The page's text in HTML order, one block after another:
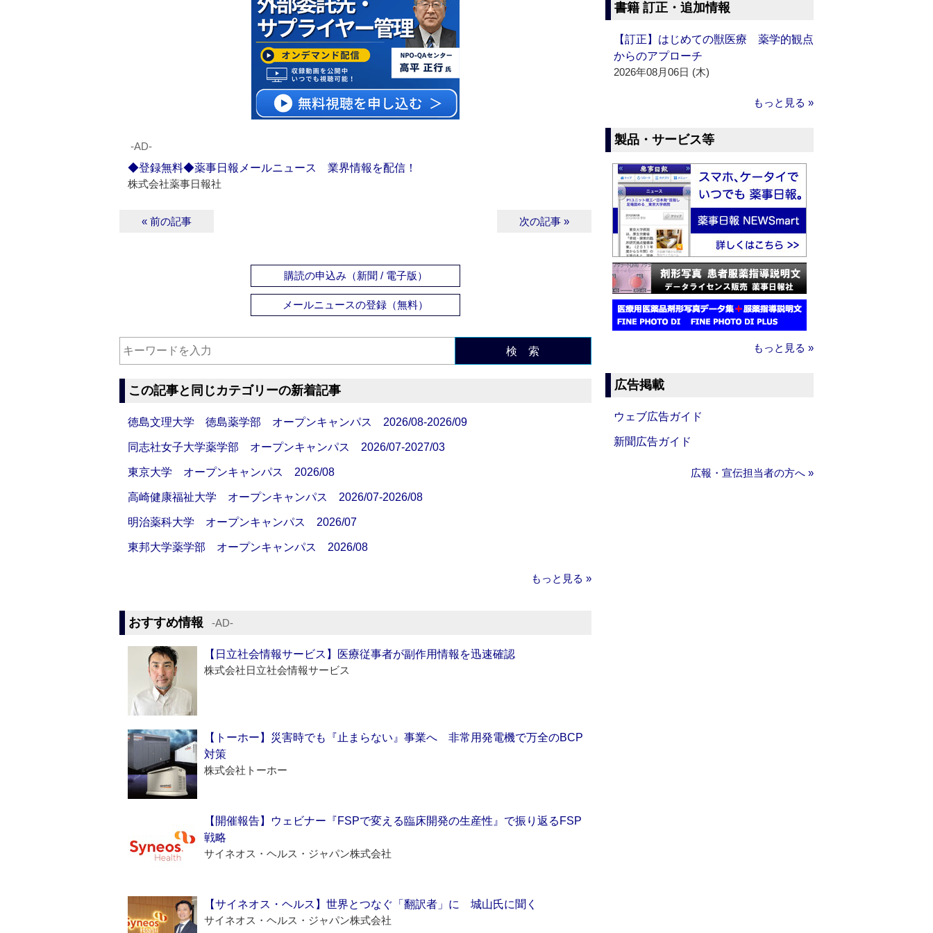
‐AD‐
◆登録無料◆薬事日報メールニュース 業界情報を配信！
株式会社薬事日報社
« 前の記事 次の記事 »
購読の申込み（新聞 / 電子版）
メールニュースの登録（無料）
検 索
この記事と同じカテゴリーの新着記事
徳島文理大学 徳島薬学部 オープンキャンパス 2026/08-2026/09
同志社女子大学薬学部 オープンキャンパス 2026/07-2027/03
東京大学 オープンキャンパス 2026/08
高崎健康福祉大学 オープンキャンパス 2026/07-2026/08
明治薬科大学 オープンキャンパス 2026/07
東邦大学薬学部 オープンキャンパス 2026/08
もっと見る »
おすすめ情報 ‐AD‐
【日立社会情報サービス】医療従事者が副作用情報を迅速確認
株式会社日立社会情報サービス
【トーホー】災害時でも『止まらない』事業へ 非常用発電機で万全のBCP
対策
株式会社トーホー
【開催報告】ウェビナー『FSPで変える臨床開発の生産性』で振り返るFSP
戦略
サイネオス・ヘルス・ジャパン株式会社
【サイネオス・ヘルス】世界とつなぐ「翻訳者」に 城山氏に聞く
サイネオス・ヘルス・ジャパン株式会社
書籍 訂正・追加情報
【訂正】はじめての獣医療 薬学的観点
からのアプローチ
2026年08月06日 (木)
もっと見る »
製品・サービス等
もっと見る »
広告掲載
ウェブ広告ガイド
新聞広告ガイド
広報・宣伝担当者の方へ »